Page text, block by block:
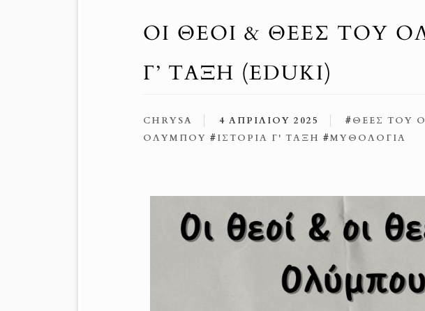
ΟΙ ΘΕΟΊ & ΘΕΈΣ ΤΟΥ
Γ’ ΤΆΞΗ (EDUKI)
CHRYSA 4 ΑΠΡΙΛΊΟΥ 2025 #ΘΕΈΣ ΤΟΥ
ΟΛΎΜΠΟΥ #ΙΣΤΟΡΊΑ Γ' ΤΆΞΗ #ΜΥΘΟΛΟΓΊΑ